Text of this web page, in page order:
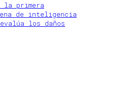
la primera
de inteligencia
los daños